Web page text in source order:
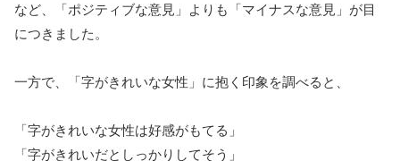
など、「ポジティブな意見」よりも「マイナスな意見」が目
につきました。
一方で、「字がきれいな女性」に抱く印象を調べると、
「字がきれいな女性は好感がもてる」
「字がきれいだとしっかりしてそう」